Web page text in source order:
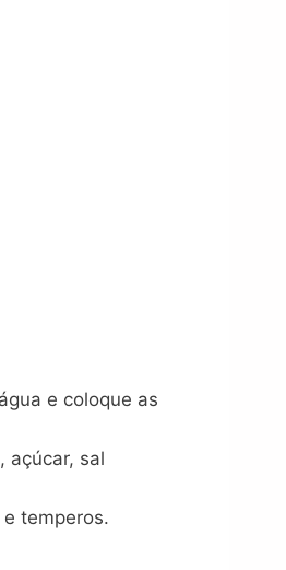
e coloque as
açúcar, sal
temperos.